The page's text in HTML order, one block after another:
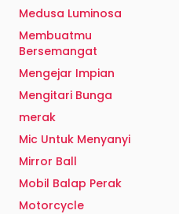
Medusa Luminosa
Membuatmu
Bersemangat
Mengejar Impian
Mengitari Bunga
merak
Mic Untuk Menyanyi
Mirror Ball
Mobil Balap Perak
Motorcycle